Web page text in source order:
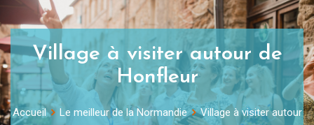
Village à visiter autour de
Honfleur
Accueil Le meilleur de la Normandie
Village à visiter autour